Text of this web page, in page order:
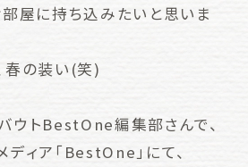
部屋に持ち込みたいと思いま
春の装い(笑)
ウトBestOne編集部さんで、
ィア「BestOne」にて、